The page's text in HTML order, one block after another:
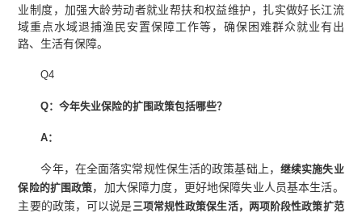
业制度，加强大龄劳动者就业帮扶和权益维护，扎实做好长江流
域重点水域退捕渔民安置保障工作等，确保困难群众就业有出
路、生活有保障。
Q4
Q：今年失业保险的扩围政策包括哪些？
A：
今年，在全面落实常规性保生活的政策基础上， 继续实施失业
保险的扩围政策，加大保障力度，更好地保障失业人员基本生活。
主要的政策，可以说是三项常规性政策保生活，两项阶段性政策扩范